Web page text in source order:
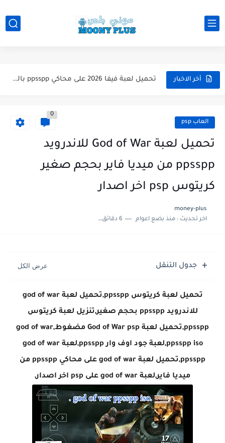
أخر الاخبار تحميل لعبة فيفا 2026 على محاكي ppsspp بالتعليق العربي للاندرويد...
تحميل لعبة بيس 12 مود بيس 2025 للاندرويد آخر الانتقالات... العاب psp
0
تحميل لعبة God of War للاندرويد
ppsspp من ميديا فاير بحجم صغير
كريتوس psp اخر اصدار
money-plus
اخر تحديث :منذ بضع اعوام 6 دقائق للقراءة
جدول التنقل
تحميل لعبة كريتوس ppsspp,تحميل لعبة god of war
للاندرويد ppsspp بحجم صغير,تنزيل لعبة كريتوس
ppsspp,تحميل لعبة God of War psp مضغوط,god of war
ppsspp iso,لعبة جود اوف وار ppsspp,لعبة god of war
ppsspp,تحميل لعبة god of war على محاكي ppsspp من
ميديا فاير,لعبة god of war على psp اخر اصدار,